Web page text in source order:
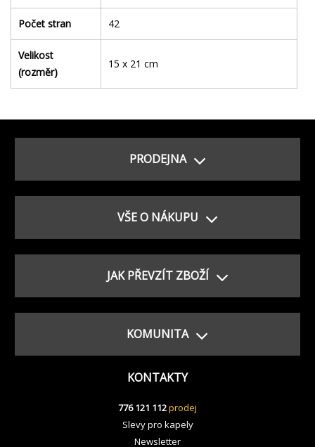
Počet stran 42
Velikost
(rozměr)
15 x 21 cm
PRODEJNA
VŠE O NÁKUPU
JAK PŘEVZÍT ZBOŽÍ
KOMUNITA
KONTAKTY
776 121 112prodej
Slevy pro kapely
Newsletter